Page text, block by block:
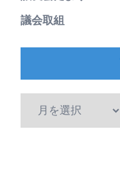
議会取組